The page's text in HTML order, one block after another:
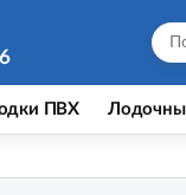
ПВХ